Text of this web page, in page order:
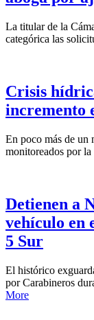
La titular de la
categórica las
Crisis
incremento
En poco más de un
monitoreados por
Detienen a
vehículo en
5 Sur
El histórico
por Carabineros
More